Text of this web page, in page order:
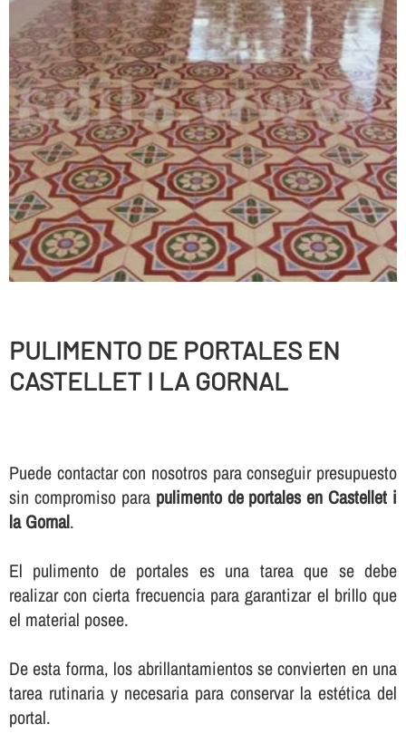
PULIMENTO DE PORTALES EN
CASTELLET I LA GORNAL
Puede contactar con nosotros para conseguir presupuesto
sin compromiso para pulimento de portales en Castellet i
la Gornal.
El pulimento de portales es una tarea que se debe
realizar con cierta frecuencia para garantizar el brillo que
el material posee.
De esta forma, los abrillantamientos se convierten en una
tarea rutinaria y necesaria para conservar la estética del
portal.